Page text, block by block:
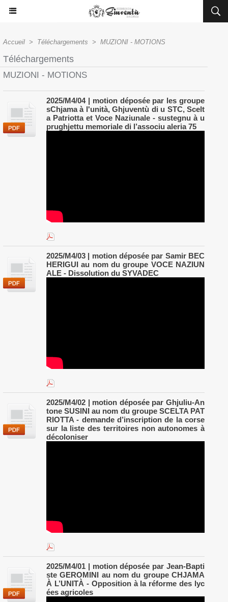
Accueil > Téléchargements > MUZIONI - MOTIONS
Téléchargements
MUZIONI - MOTIONS
2025/M4/04 | motion déposée par les groupe
sChjama à l'unità, Ghjuventù di u STC, Scelt
a Patriotta et Voce Naziunale - sustegnu à u
prughjettu memoriale di l’associu aleria 75
2025/M4/03 | motion déposée par Samir BEC
HERIGUI au nom du groupe VOCE NAZIUN
ALE - Dissolution du SYVADEC
2025/M4/02 | motion déposée par Ghjuliu-An
tone SUSINI au nom du groupe SCELTA PAT
RIOTTA - demande d’inscription de la corse
sur la liste des territoires non autonomes à
décoloniser
2025/M4/01 | motion déposée par Jean-Bapti
ste GEROMINI au nom du groupe CHJAMA
À L’UNITÀ - Opposition à la réforme des lyc
ées agricoles